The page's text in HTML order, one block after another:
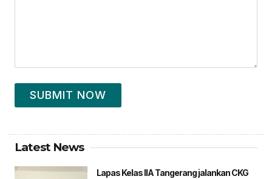
SUBMIT NOW
Latest News
Lapas Kelas IIA Tangerang jalankan CKG